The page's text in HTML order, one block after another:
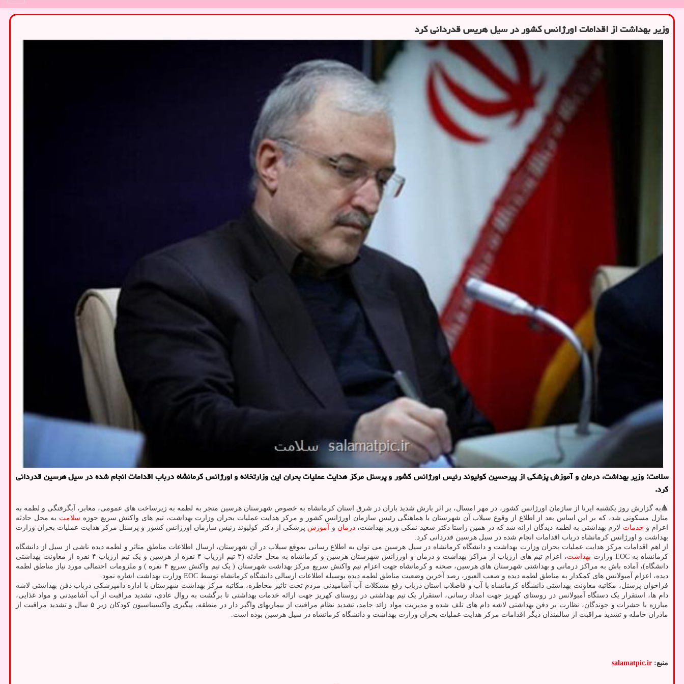
وزیر بهداشت از اقدامات اورژانس كشور در سیل هریس قدردانی كرد
سلامت: وزیر بهداشت، درمان و آموزش پزشكی از پیرحسین كولیوند رئیس اورژانس كشور و پرسنل مركز هدایت عملیات بحران این وزارتخانه و اورژانس كرمانشاه درباب اقدامات انجام شده در سیل هرسین قدردانی
كرد.
🔺به گزارش روز یکشنبه ایرنا از سازمان اورژانس کشور، در مهر امسال، بر اثر بارش شدید باران در شرق استان کرمانشاه به خصوص شهرستان هرسین منجر به لطمه به زیرساخت های عمومی، معابر، آبگرفتگی و لطمه به
منازل مسکونی شد، که بر این اساس بعد از اطلاع از وقوع سیلاب آن شهرستان با هماهنگی رئیس سازمان اورژانس کشور و مرکز هدایت عملیات بحران وزارت بهداشت، تیم های واکنش سریع حوزه سلامت به محل حادثه
اعزام و خدمات لازم بهداشتی به لطمه دیدگان ارائه شد که در همین راستا دکتر سعید نمکی وزیر بهداشت،درمان و آموزش پزشکی از دکتر کولیوند رئیس سازمان اورژانس کشور و پرسنل مرکز هدایت عملیات بحران وزارت
بهداشت و اورژانس کرمانشاه درباب اقدامات انجام شده در سیل هرسین قدردانی کرد.
از اهم اقدامات مرکز هدایت عملیات بحران وزارت بهداشت و دانشگاه کرمانشاه در سیل هرسین می توان به اطلاع رسانی بموقع سیلاب در آن شهرستان، ارسال اطلاعات مناطق متاثر و لطمه دیده ناشی از سیل از دانشگاه
کرمانشاه به EOC وزارت
بهداشت
، اعزام تیم های ارزیاب از مراکز بهداشت و درمان و اورژانس شهرستان هرسین و کرمانشاه به محل حادثه (۳ تیم ارزیاب ۴ نفره از هرسین و یک تیم ارزیاب ۴ نفره از معاونت بهداشتی
دانشگاه)، آماده باش به مراکز درمانی و بهداشتی شهرستان های هرسین، صحنه و کرمانشاه جهت اعزام تیم واکنش سریع مرکز بهداشت شهرستان ( یک تیم واکنش سریع ۴ نفره ) و ملزومات احتمالی مورد نیاز مناطق لطمه
دیده، اعزام آمبولانس های کمکدار به مناطق لطمه دیده و صعب العبور، رصد آخرین وضعیت مناطق لطمه دیده بوسیله اطلاعات ارسالی دانشگاه کرمانشاه توسط EOC وزارت بهداشت اشاره نمود.
فراخوان پرسنل، مکاتبه معاونت بهداشتی دانشگاه کرمانشاه با آب و فاضلاب استان درباب رفع مشکلات آب آشامیدنی مردم تحت تاثیر مخاطره، مکاتبه مرکز بهداشت شهرستان با اداره دامپزشکی درباب دفن بهداشتی لاشه
دام ها، استقرار یک دستگاه آمبولانس در روستای کهریز جهت امداد رسانی، استقرار یک تیم بهداشتی در روستای کهریز جهت ارائه خدمات بهداشتی تا برگشت به روال عادی، تشدید مراقبت از آب آشامیدنی و مواد غذایی،
مبارزه با حشرات و جوندگان، نظارت بر دفن بهداشتی لاشه دام های تلف شده و مدیریت مواد زائد جامد، تشدید نظام مراقبت از بیماریهای واگیر دار در منطقه، پیگیری واکسیناسیون کودکان زیر ۵ سال و تشدید مراقبت از
مادران حامله و تشدید مراقبت از سالمندان دیگر اقدامات مرکز هدایت عملیات بحران وزارت بهداشت و دانشگاه کرمانشاه در سیل هرسین بوده است.
منبع: salamatpic.ir